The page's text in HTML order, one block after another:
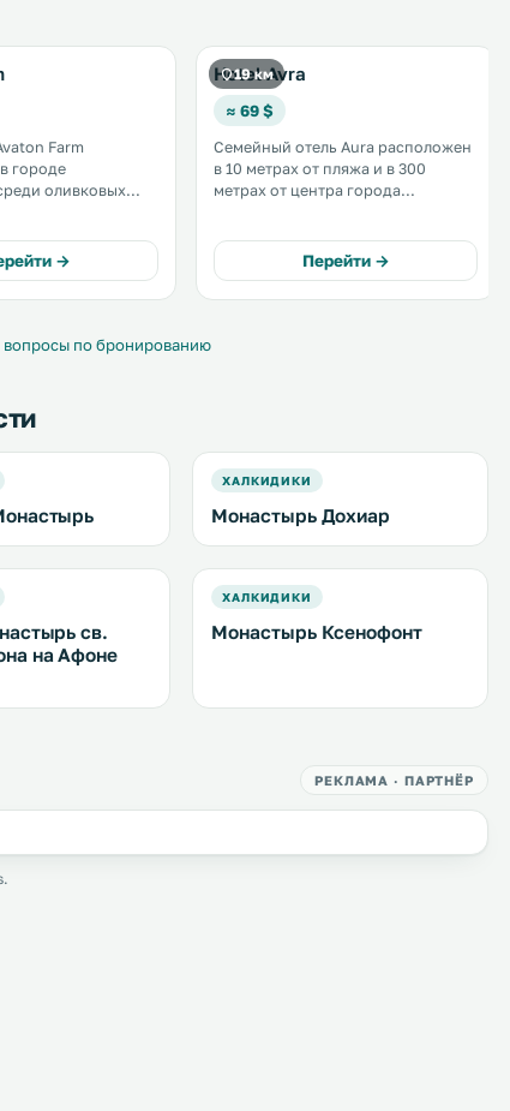
Farm
городе
оливковых
во
наследия
→
19 км
Hotel Avra
≈ 69 $
Семейный отель Aura расположен
в 10 метрах от пляжа и в 300
метрах от центра города
кондиционерами, из окон
которых открывается вид на море,
сад и горы. Номера отеля Aura
Перейти →
вопросы по бронированию
ХАЛКИДИКИ
Монастырь Дохиар
св.
на Афоне
ХАЛКИДИКИ
Монастырь Ксенофонт
РЕКЛАМА · ПАРТНЁР